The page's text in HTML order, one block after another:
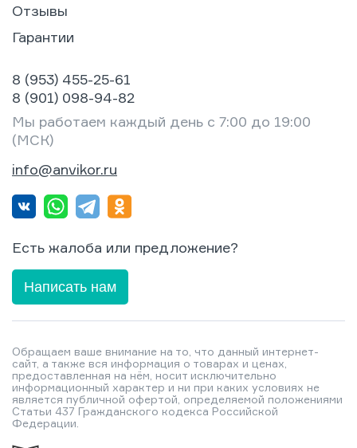
Отзывы
Гарантии
8 (953) 455-25-61
8 (901) 098-94-82
Мы работаем каждый день с 7:00 до 19:00
(МСК)
info@anvikor.ru
Есть жалоба или предложение?
Написать нам
Обращаем ваше внимание на то, что данный интернет-
сайт, а также вся информация о товарах и ценах,
предоставленная на нём, носит исключительно
информационный характер и ни при каких условиях не
является публичной офертой, определяемой положениями
Статьи 437 Гражданского кодекса Российской
Федерации.